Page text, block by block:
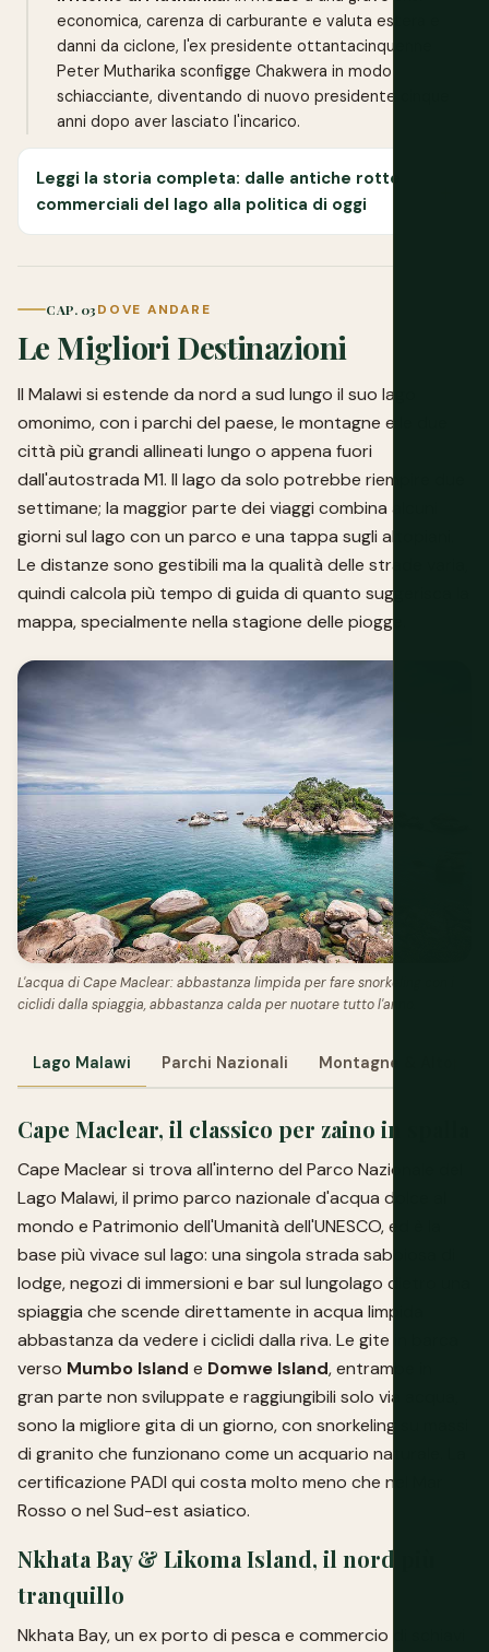
economica, carenza di carburante e valuta estera e
danni da ciclone, l'ex presidente ottantacinquenne
Peter Mutharika sconfigge Chakwera in modo
schiacciante, diventando di nuovo presidente cinque
anni dopo aver lasciato l'incarico.
Leggi la storia completa: dalle antiche rotte
commerciali del lago alla politica di oggi
CAP. 03DOVE ANDARE
Le Migliori Destinazioni
Il Malawi si estende da nord a sud lungo il suo lago
omonimo, con i parchi del paese, le montagne e le due
città più grandi allineati lungo o appena fuori
dall'autostrada M1. Il lago da solo potrebbe riempire due
settimane; la maggior parte dei viaggi combina alcuni
giorni sul lago con un parco e una tappa sugli altopiani.
Le distanze sono gestibili ma la qualità delle strade varia,
quindi calcola più tempo di guida di quanto suggerisca la
mappa, specialmente nella stagione delle piogge.
L'acqua di Cape Maclear: abbastanza limpida per fare snorkeling con i
ciclidi dalla spiaggia, abbastanza calda per nuotare tutto l'anno.
Lago Malawi Parchi Nazionali Montagne &
Cape Maclear, il classico per zaino in spalla
Cape Maclear si trova all'interno del Parco Nazionale del
Lago Malawi, il primo parco nazionale d'acqua dolce al
mondo e Patrimonio dell'Umanità dell'UNESCO, ed è la
base più vivace sul lago: una singola strada sabbiosa di
lodge, negozi di immersioni e bar sul lungolago dietro una
spiaggia che scende direttamente in acqua limpida
abbastanza da vedere i ciclidi dalla riva. Le gite in barca
verso Mumbo Island e Domwe Island, entrambe in
gran parte non sviluppate e raggiungibili solo via acqua,
sono la migliore gita di un giorno, con snorkeling su massi
di granito che funzionano come un acquario naturale. La
certificazione PADI qui costa molto meno che nel Mar
Rosso o nel Sud-est asiatico.
Nkhata Bay & Likoma Island, il nord più
tranquillo
Nkhata Bay, un ex porto di pesca e commercio di schiavi